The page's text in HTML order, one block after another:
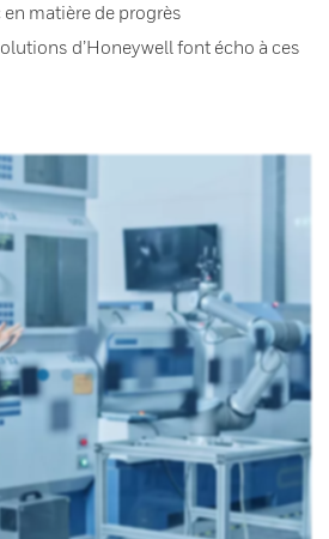
matière de progrès
d’Honeywell font écho à ces